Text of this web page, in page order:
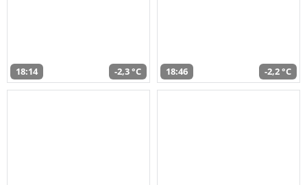
18:14 -2,3 °C 18:46 -2,2 °C